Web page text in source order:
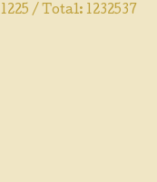
1225 / Total: 1232537